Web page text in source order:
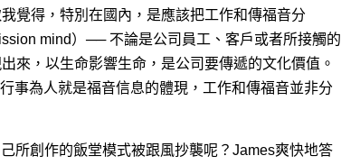
覺得，特別在國內，是應該把工作和傳福音分
mind）── 不論是公司員工、客戶或者所接觸的
來，以生命影響生命，是公司要傳遞的文化價值。
事為人就是福音信息的體現，工作和傳福音並非分
所創作的飯堂模式被跟風抄襲呢？James爽快地答